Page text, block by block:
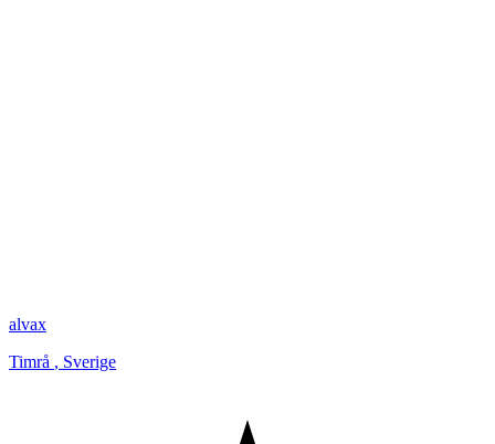
alvax
Timrå , Sverige